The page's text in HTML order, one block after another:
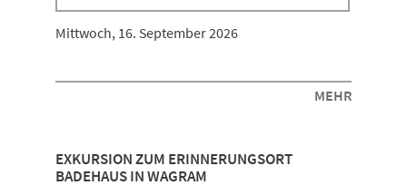
Mittwoch, 16. September 2026
MEHR
EXKURSION ZUM ERINNERUNGSORT
BADEHAUS IN WAGRAM